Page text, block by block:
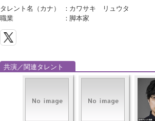
タレント名（カナ） ： カワサキ リュウタ
職業
： 脚本家
共演／関連タレント